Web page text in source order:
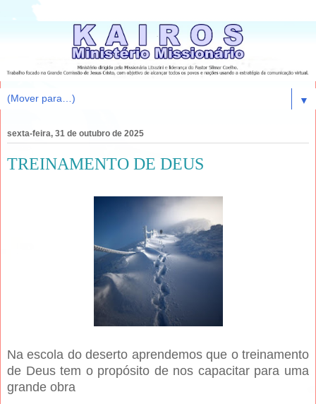
▼
sexta-feira, 31 de outubro de 2025
TREINAMENTO DE DEUS
Na escola do deserto aprendemos que o treinamento
de Deus tem o propósito de nos capacitar para uma
grande obra